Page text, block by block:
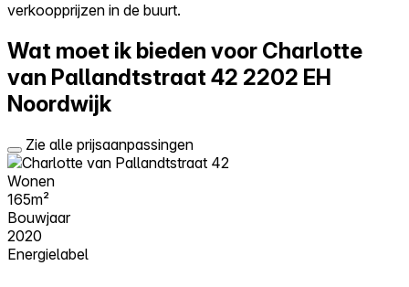
Probeer Walter gratis
verkoopprijzen in de buurt.
Wat moet ik bieden voor Charlotte
van Pallandtstraat 42 2202 EH
Noordwijk
Zie alle prijsaanpassingen
Wonen
165m²
Bouwjaar
2020
Energielabel